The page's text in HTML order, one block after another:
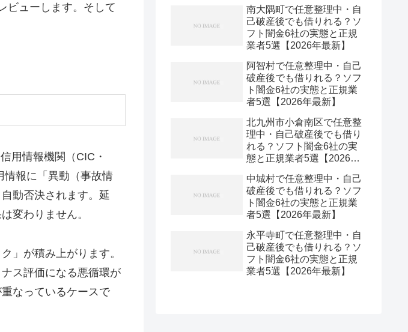
ビューします。そして
用情報機関（CIC・
情報に「異動（事故情
動否決されます。延
変わりません。
」が積み上がります。
ス評価になる悪循環が
なっているケースで
南大隅町で任意整理中・自
己破産後でも借りれる？ソ
フト闇金6社の実態と正規
業者5選【2026年最新】
阿智村で任意整理中・自己
破産後でも借りれる？ソフ
ト闇金6社の実態と正規業
者5選【2026年最新】
北九州市小倉南区で任意整
理中・自己破産後でも借り
れる？ソフト闇金6社の実
態と正規業者5選【2026年
中城村で任意整理中・自己
破産後でも借りれる？ソフ
ト闇金6社の実態と正規業
者5選【2026年最新】
永平寺町で任意整理中・自
己破産後でも借りれる？ソ
フト闇金6社の実態と正規
業者5選【2026年最新】